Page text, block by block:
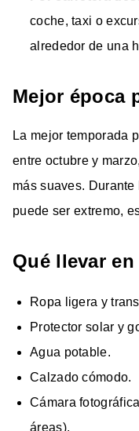
coche, taxi o
alrededor de una
Mejor época
La mejor temporada
entre octubre y
más suaves.
puede ser extremo,
Qué llevar
Ropa ligera y
Protector solar y
Agua potable.
Calzado cómodo.
Cámara
áreas).